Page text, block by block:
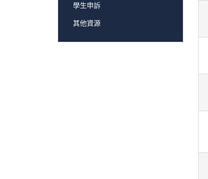
學生申訴
其他資源